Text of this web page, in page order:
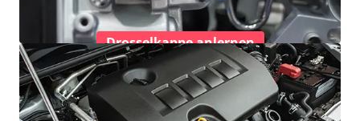
Drosselkappe anlernen